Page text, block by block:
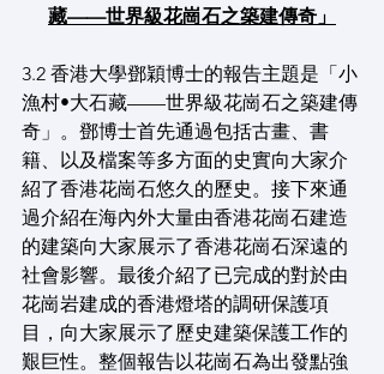
藏——世界級花崗石之築建傳奇」
3.2 香港大學鄧穎博士的報告主題是「小
漁村•大石藏——世界級花崗石之築建傳
奇」。鄧博士首先通過包括古畫、書
籍、以及檔案等多方面的史實向大家介
紹了香港花崗石悠久的歷史。接下來通
過介紹在海內外大量由香港花崗石建造
的建築向大家展示了香港花崗石深遠的
社會影響。最後介紹了已完成的對於由
花崗岩建成的香港燈塔的調研保護項
目，向大家展示了歷史建築保護工作的
艱巨性。整個報告以花崗石為出發點強